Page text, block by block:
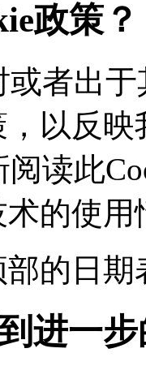
政策？
者出于
，以
阅读此
的使用
部的日
进一